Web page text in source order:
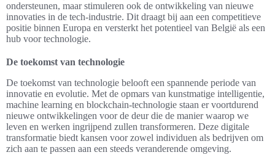
ondersteunen, maar stimuleren ook de ontwikkeling van nieuwe
innovaties in de tech-industrie. Dit draagt bij aan een competitieve
positie binnen Europa en versterkt het potentieel van België als een
hub voor technologie.
De toekomst van technologie
De toekomst van technologie belooft een spannende periode van
innovatie en evolutie. Met de opmars van kunstmatige intelligentie,
machine learning en blockchain-technologie staan er voortdurend
nieuwe ontwikkelingen voor de deur die de manier waarop we
leven en werken ingrijpend zullen transformeren. Deze digitale
transformatie biedt kansen voor zowel individuen als bedrijven om
zich aan te passen aan een steeds veranderende omgeving.